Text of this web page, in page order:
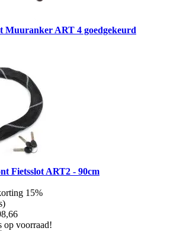
Muuranker ART 4 goedgekeurd
Fietsslot ART2 - 90cm
15%
op voorraad!